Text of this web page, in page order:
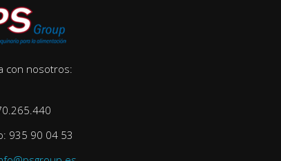
con nosotros:
935 90 04 53